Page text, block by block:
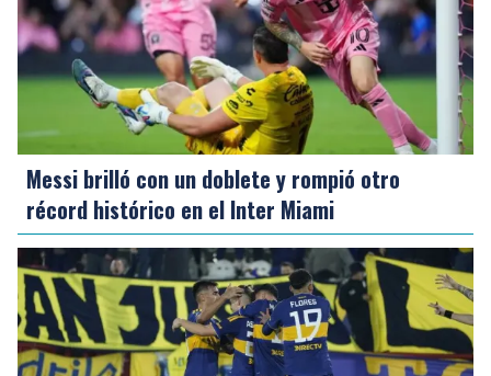
Messi brilló con un doblete y rompió otro
récord histórico en el Inter Miami